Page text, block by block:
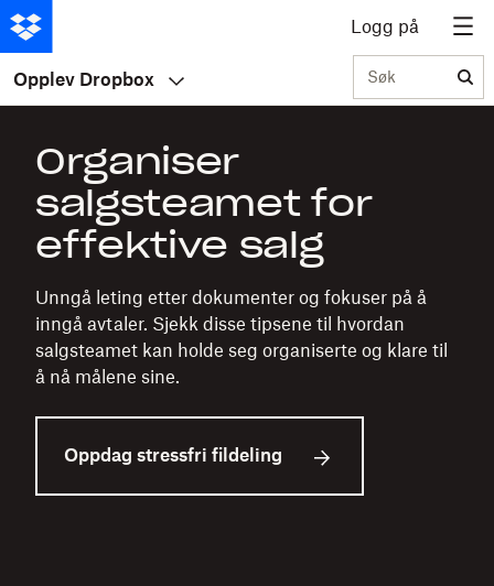
Logg på
Opplev Dropbox Søk
Organiser
salgsteamet for
effektive salg
Unngå leting etter dokumenter og fokuser på å
inngå avtaler. Sjekk disse tipsene til hvordan
salgsteamet kan holde seg organiserte og klare til
å nå målene sine.
Oppdag stressfri fildeling